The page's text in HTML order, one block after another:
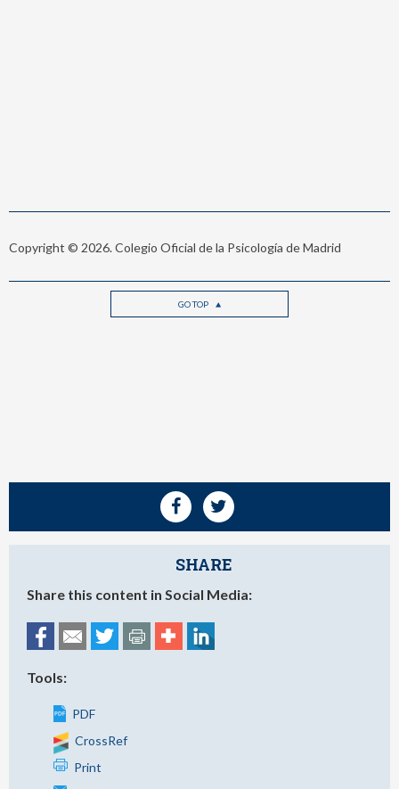
Copyright © 2026. Colegio Oficial de la Psicología de Madrid
GO TOP
SHARE
Share this content in Social Media:
Tools:
PDF
CrossRef
Print